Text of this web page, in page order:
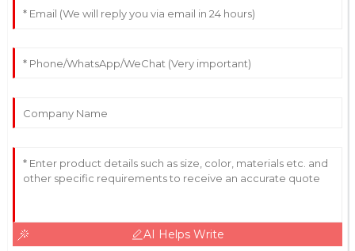
AI Helps Write